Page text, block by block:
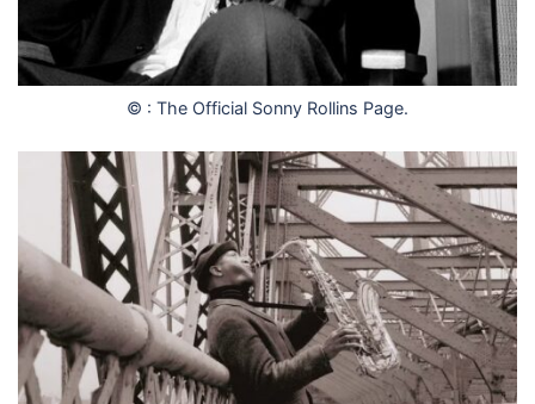
© : The Official Sonny Rollins Page.